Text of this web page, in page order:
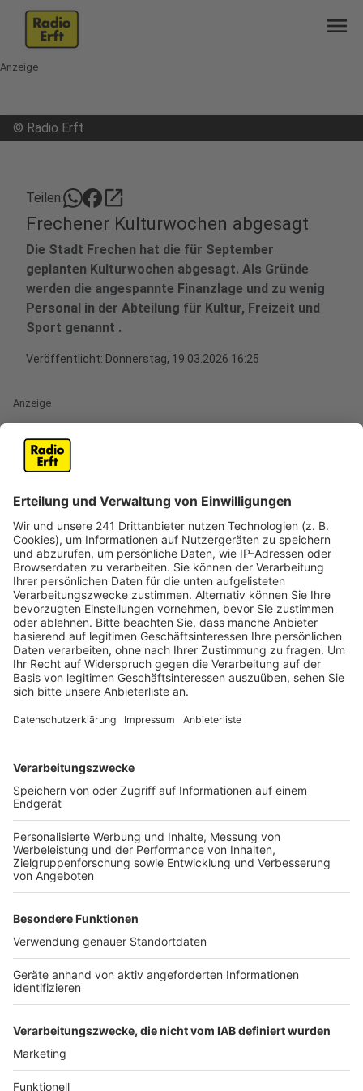
menu
Anzeige
© Radio Erft
Teilen: open_in_new
Frechener Kulturwochen abgesagt
Die Stadt Frechen hat die für September
geplanten Kulturwochen abgesagt. Als Gründe
werden die angespannte Finanzlage und zu wenig
Personal in der Abteilung für Kultur, Freizeit und
Sport genannt .
Veröffentlicht: Donnerstag, 19.03.2026 16:25
Anzeige
Grund ist die angespannte finanzielle
Situation der Stadt Frechen
Anzeige
Die angespannte finanzielle Situation der Stadt
Frechen trifft jetzt auch die Kultur. Die für September
geplanten Kulturwochen sind abgesagt worden. Diese
Entscheidung sei nicht leicht gefallen, heißt es von
Frechens Bürgermeister Uwe Tietz. Gründe für die
Absage seien die vorläufige Haushaltsführung und die
angespannte Personalsituation in der Abteilung Kultur,
Freizeit und Sport. Eine Durchführung der
Kulturwochen mit einem vielfältigen Programm in
Frechen anbieten zu können.
Weitere Themen von Rhein und Erft
Kerpen/Frechen: WortReich bekommt Preis ohne
Feier
Streiks in Köln ausgeweitet
Brühl: Tonies für Senioren in der Stadtbücherei
Anzeige